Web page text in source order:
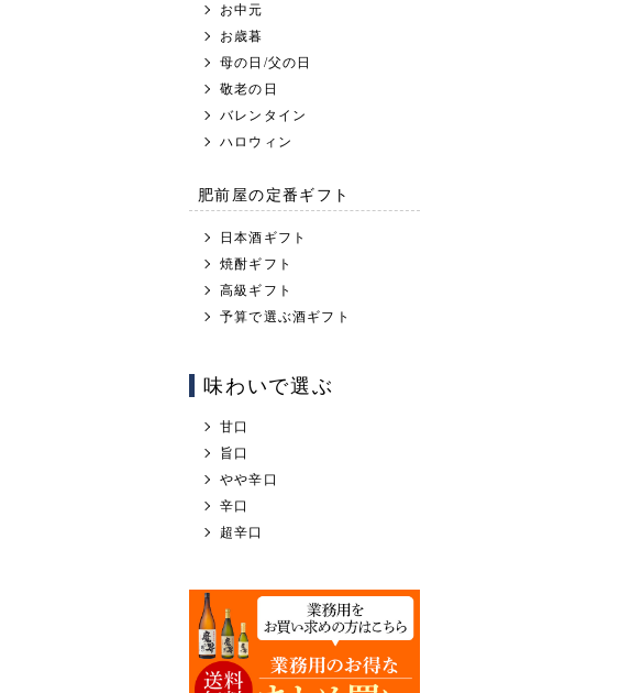
お中元
お歳暮
母の日/父の日
敬老の日
バレンタイン
ハロウィン
肥前屋の定番ギフト
日本酒ギフト
焼酎ギフト
高級ギフト
予算で選ぶ酒ギフト
味わいで選ぶ
甘口
旨口
やや辛口
辛口
超辛口